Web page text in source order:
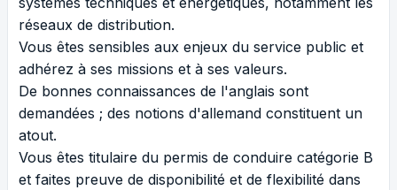
réseaux de distribution.
Vous êtes sensibles aux enjeux du service public et
adhérez à ses missions et à ses valeurs.
De bonnes connaissances de l'anglais sont
demandées ; des notions d'allemand constituent un
atout.
Vous êtes titulaire du permis de conduire catégorie B
et faites preuve de disponibilité et de flexibilité dans